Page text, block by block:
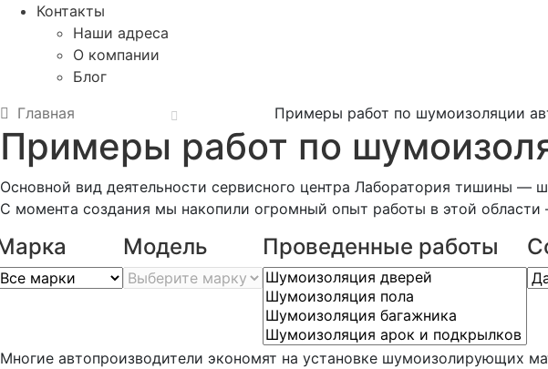
Контакты
Наши адреса
О компании
Блог
Главная
Примеры работ по шумоизоляции
Примеры работ по
Основной вид деятельности сервисного центра Лаборатория тишины —
С момента создания мы накопили огромный опыт работы в этой
Модель Проведенные работы
Многие автопроизводители экономят на установке шумоизолирующих